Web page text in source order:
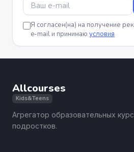
Я согласен(на) на получение
e-mail и принимаю условия
Allcourses
Kids&Teens
Агрегатор образовательных
подростков.